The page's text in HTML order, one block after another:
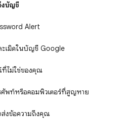
งบัญชี
Alert
เมิดในบัญชี Google
ที่ไม่ใช่ของคุณ
พท์หรือคอมพิวเตอร์ที่สูญหาย
ส่งข้อความถึงคุณ